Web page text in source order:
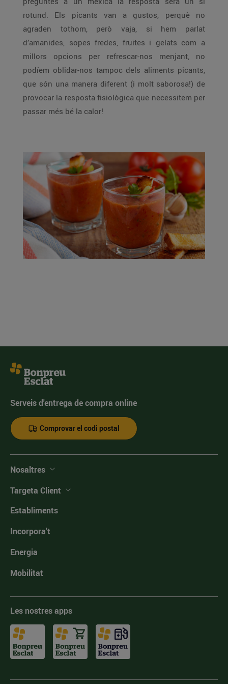
rotund. Els picants van a gustos, perquè no
agraden tothom, però vaja, si hem parlat
d’amanides, sopes fredes, fruites i gelats com a
millors opcions per refrescar-nos menjant, no
podíem oblidar-nos tampoc dels aliments picants,
que són una manera diferent (i molt saborosa!) de
provocar la resposta fisiològica que necessitem per
passar més bé la calor!
Serveis d'entrega de compra online
Comprovar el codi postal
Nosaltres
Targeta Client
Establiments
Incorpora't
Energia
Mobilitat
Les nostres apps